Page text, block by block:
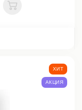
В корзину
ХИТ
АКЦИЯ